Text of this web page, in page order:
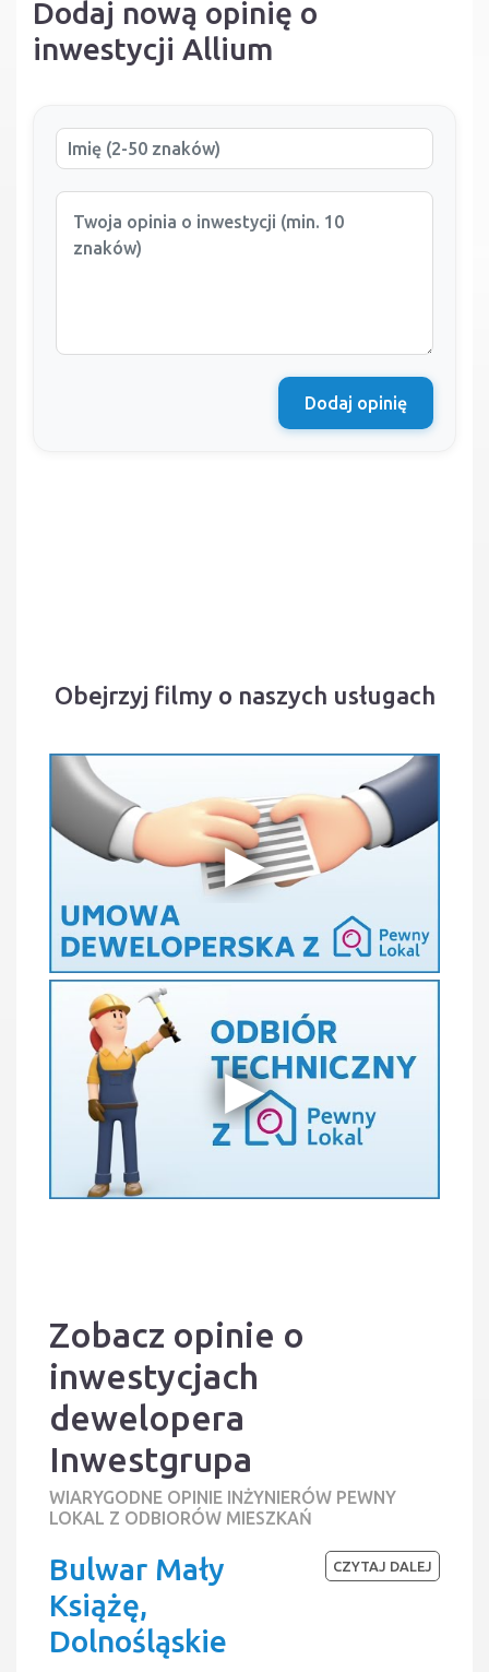
Dodaj nową opinię o
inwestycji Allium
Dodaj opinię
Obejrzyj filmy o naszych usługach
Zobacz opinie o
inwestycjach
dewelopera
Inwestgrupa
WIARYGODNE OPINIE INŻYNIERÓW PEWNY
LOKAL Z ODBIORÓW MIESZKAŃ
Bulwar Mały
Książę,
Dolnośląskie
CZYTAJ DALEJ